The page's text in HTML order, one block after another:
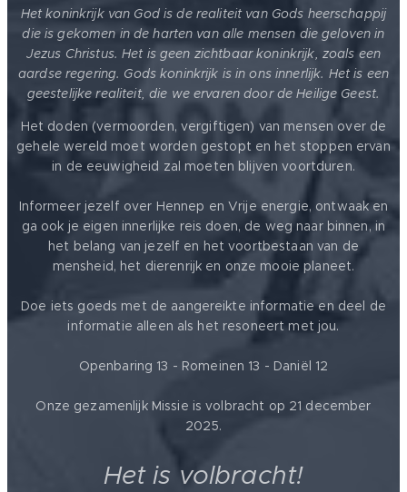
Het koninkrijk van God is de realiteit van Gods heerschappij
die is gekomen in de harten van alle mensen die geloven in
Jezus Christus. Het is geen zichtbaar koninkrijk, zoals een
aardse regering. Gods koninkrijk is in ons innerlijk. Het is een
geestelijke realiteit, die we ervaren door de Heilige Geest.
Het doden (vermoorden, vergiftigen) van mensen over de
gehele wereld moet worden gestopt en het stoppen ervan
in de eeuwigheid zal moeten blijven voortduren.
Informeer jezelf over Hennep en Vrije energie, ontwaak en
ga ook je eigen innerlijke reis doen, de weg naar binnen, in
het belang van jezelf en het voortbestaan van de
mensheid, het dierenrijk en onze mooie planeet.
Doe iets goeds met de aangereikte informatie en deel de
informatie alleen als het resoneert met jou.
Openbaring 13 - Romeinen 13 - Daniël 12
Onze gezamenlijk Missie is volbracht op 21 december
2025.
Het is volbracht!